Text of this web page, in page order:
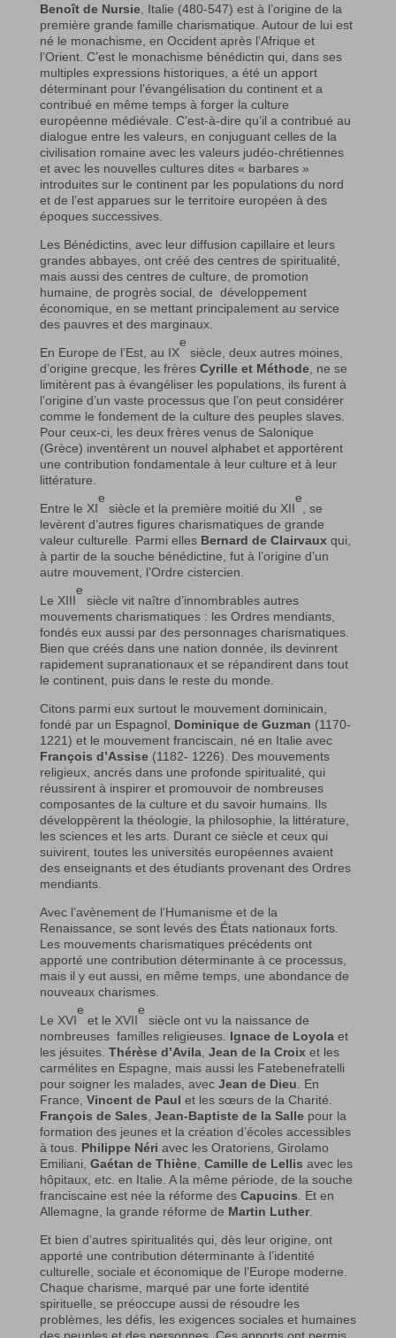
Benoît de Nursie, Italie (480-547) est à l’origine de la
première grande famille charismatique. Autour de lui est
né le monachisme, en Occident après l’Afrique et
l’Orient. C’est le monachisme bénédictin qui, dans ses
multiples expressions historiques, a été un apport
déterminant pour l’évangélisation du continent et a
contribué en même temps à forger la culture
européenne médiévale. C’est-à-dire qu’il a contribué au
dialogue entre les valeurs, en conjuguant celles de la
civilisation romaine avec les valeurs judéo-chrétiennes
et avec les nouvelles cultures dites « barbares »
introduites sur le continent par les populations du nord
et de l’est apparues sur le territoire européen à des
époques successives.
Les Bénédictins, avec leur diffusion capillaire et leurs
grandes abbayes, ont créé des centres de spiritualité,
mais aussi des centres de culture, de promotion
humaine, de progrès social, de développement
économique, en se mettant principalement au service
des pauvres et des marginaux.
En Europe de l’Est, au IX
e
siècle, deux autres moines,
d’origine grecque, les frères Cyrille et Méthode, ne se
limitèrent pas à évangéliser les populations, ils furent à
l’origine d’un vaste processus que l’on peut considérer
comme le fondement de la culture des peuples slaves.
Pour ceux-ci, les deux frères venus de Salonique
(Grèce) inventèrent un nouvel alphabet et apportèrent
une contribution fondamentale à leur culture et à leur
littérature.
Entre le XI
e
siècle et la première moitié du XII
e
, se
levèrent d’autres figures charismatiques de grande
valeur culturelle. Parmi elles Bernard de Clairvaux qui,
à partir de la souche bénédictine, fut à l’origine d’un
autre mouvement, l’Ordre cistercien.
Le XIII
e
siècle vit naître d’innombrables autres
mouvements charismatiques : les Ordres mendiants,
fondés eux aussi par des personnages charismatiques.
Bien que créés dans une nation donnée, ils devinrent
rapidement supranationaux et se répandirent dans tout
le continent, puis dans le reste du monde.
Citons parmi eux surtout le mouvement dominicain,
fondé par un Espagnol, Dominique de Guzman (1170-
1221) et le mouvement franciscain, né en Italie avec
François d’Assise(1182- 1226). Des mouvements
religieux, ancrés dans une profonde spiritualité, qui
réussirent à inspirer et promouvoir de nombreuses
composantes de la culture et du savoir humains. Ils
développèrent la théologie, la philosophie, la littérature,
les sciences et les arts. Durant ce siècle et ceux qui
suivirent, toutes les universités européennes avaient
des enseignants et des étudiants provenant des Ordres
mendiants.
Avec l’avènement de l’Humanisme et de la
Renaissance, se sont levés des États nationaux forts.
Les mouvements charismatiques précédents ont
apporté une contribution déterminante à ce processus,
mais il y eut aussi, en même temps, une abondance de
nouveaux charismes.
Le XVI
e
et le XVII
e
siècle ont vu la naissance de
nombreuses familles religieuses. Ignace de Loyolaet
les jésuites. Thérèse d’Avila, Jean de la Croix et les
carmélites en Espagne, mais aussi les Fatebenefratelli
pour soigner les malades, avec Jean de Dieu . En
France, Vincent de Paul et les sœurs de la Charité.
François de Sales Jean-Baptiste de la Sallepour la
formation des jeunes et la création d’écoles accessibles
à tous. Philippe Néri avec les Oratoriens, Girolamo
Emiliani, Gaétan de Thiène, Camille de Lellis avec les
hôpitaux, etc. en Italie. A la même période, de la souche
franciscaine est née la réforme des Capucins . Et en
Allemagne, la grande réforme de Martin Luther.
Et bien d’autres spiritualités qui, dès leur origine, ont
apporté une contribution déterminante à l’identité
culturelle, sociale et économique de l’Europe moderne.
Chaque charisme, marqué par une forte identité
spirituelle, se préoccupe aussi de résoudre les
problèmes, les défis, les exigences sociales et humaines
des peuples et des personnes. Ces apports ont permis